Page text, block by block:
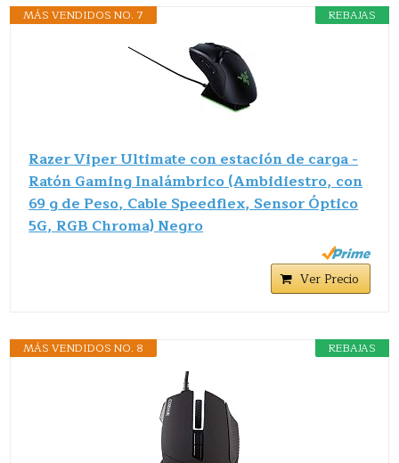
REBAJAS
MÁS VENDIDOS NO. 7
Razer Viper Ultimate con estación de carga -
Ratón Gaming Inalámbrico (Ambidiestro, con
69 g de Peso, Cable Speedflex, Sensor Óptico
5G, RGB Chroma) Negro
Ver Precio
REBAJAS
MÁS VENDIDOS NO. 8